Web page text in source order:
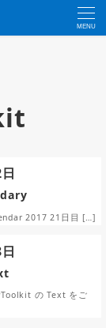
MENU
2017 21日目 […]
の Text をご